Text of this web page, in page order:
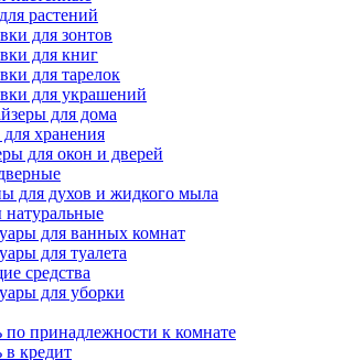
растений
для зонтов
для книг
для тарелок
для украшений
для дома
хранения
для окон и дверей
для духов и жидкого мыла
для ванных комнат
для туалета
средства
для уборки
по принадлежности к комнате
в кредит